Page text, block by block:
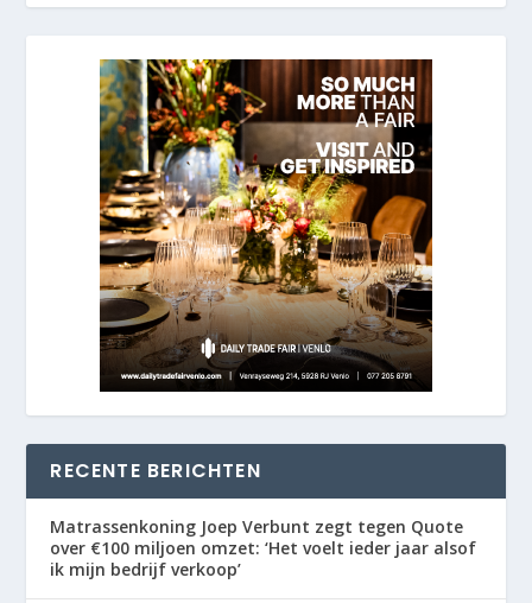
RECENTE BERICHTEN
Matrassenkoning Joep Verbunt zegt tegen Quote
over €100 miljoen omzet: ‘Het voelt ieder jaar alsof
ik mijn bedrijf verkoop’